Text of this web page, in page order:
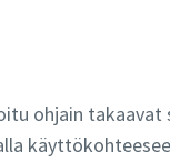
ohjain takaavat